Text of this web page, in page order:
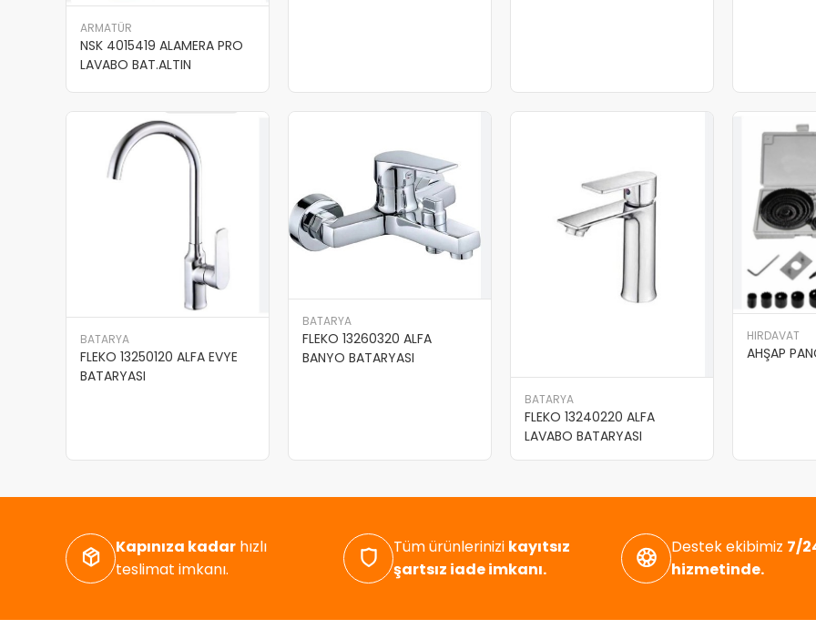
ARMATÜR
NSK 4015419 ALAMERA PRO
LAVABO BAT.ALTIN
BATARYA
FLEKO 13250120 ALFA EVYE
BATARYASI
BATARYA
FLEKO 13260320 ALFA
BANYO BATARYASI
BATARYA
FLEKO 13240220 ALFA
LAVABO BATARYASI
HIRDAVAT
AHŞAP
Kapınıza kadar hızlı
teslimat imkanı.
Tüm ürünlerinizi kayıtsız
şartsız iade imkanı.
Destek ekibimiz 7/
hizmetinde.